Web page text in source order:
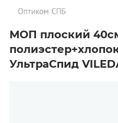
МОП плоский
УльтраСпид